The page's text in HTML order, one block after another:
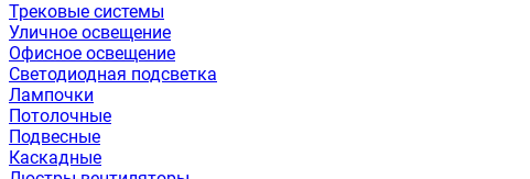
Трековые системы
Уличное освещение
Офисное освещение
Светодиодная подсветка
Лампочки
Потолочные
Подвесные
Каскадные